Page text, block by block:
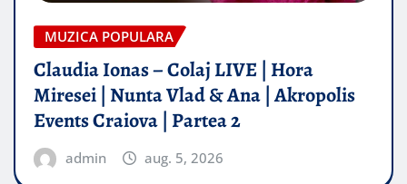
MUZICA POPULARA
Claudia Ionas – Colaj LIVE | Hora
Miresei | Nunta Vlad & Ana | Akropolis
Events Craiova | Partea 2
admin aug. 5, 2026